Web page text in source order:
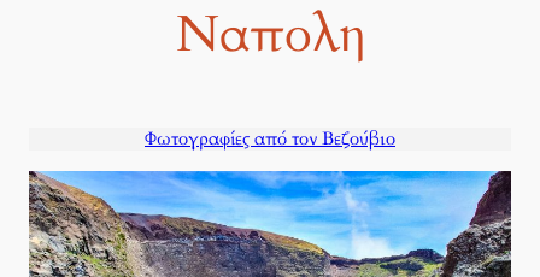
Ναπολη
Φωτογραφίες από τον Βεζούβιο